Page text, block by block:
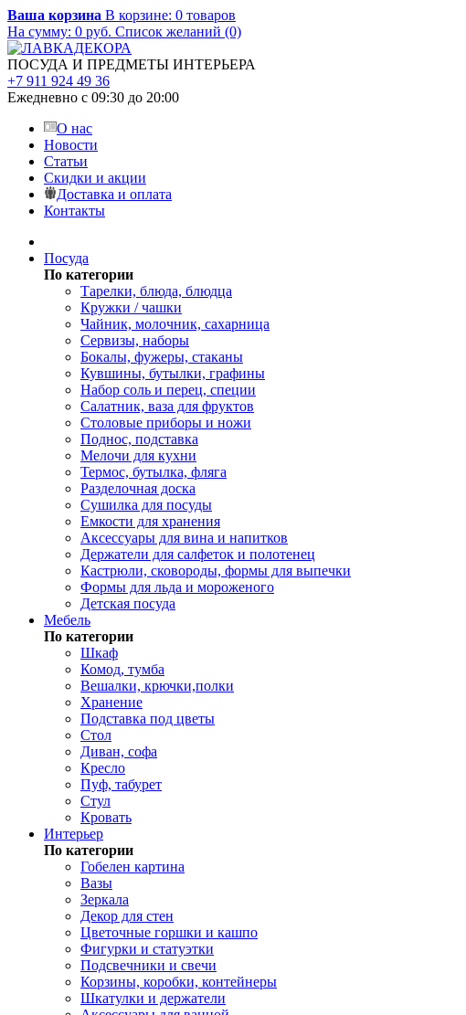
Ваша корзина В корзине: 0 товаров
На сумму: 0 руб. Список желаний (0)
ПОСУДА И ПРЕДМЕТЫ ИНТЕРЬЕРА
+7 911 924 49 36
Ежедневно с 09:30 до 20:00
О нас
Новости
Статьи
Скидки и акции
Доставка и оплата
Контакты
Посуда
По категории
Тарелки, блюда, блюдца
Кружки / чашки
Чайник, молочник, сахарница
Сервизы, наборы
Бокалы, фужеры, стаканы
Кувшины, бутылки, графины
Набор соль и перец, специи
Салатник, ваза для фруктов
Столовые приборы и ножи
Поднос, подставка
Мелочи для кухни
Термос, бутылка, фляга
Разделочная доска
Сушилка для посуды
Емкости для хранения
Аксессуары для вина и напитков
Держатели для салфеток и полотенец
Кастрюли, сковороды, формы для выпечки
Формы для льда и мороженого
Детская посуда
Мебель
По категории
Шкаф
Комод, тумба
Вешалки, крючки,полки
Хранение
Подставка под цветы
Стол
Диван, софа
Кресло
Пуф, табурет
Стул
Кровать
Интерьер
По категории
Гобелен картина
Вазы
Зеркала
Декор для стен
Цветочные горшки и кашпо
Фигурки и статуэтки
Подсвечники и свечи
Корзины, коробки, контейнеры
Шкатулки и держатели